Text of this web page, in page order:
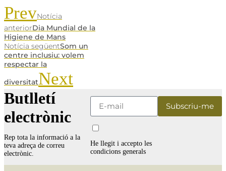
PrevNotícia
anteriorDia Mundial de la
Higiene de Mans
Notícia següentSom un
centre inclusiu: volem
respectar la
diversitatNext
Butlletí
electrònic
Rep tota la informació a la
teva adreça de correu
electrònic.
He llegit i accepto les
condicions generals